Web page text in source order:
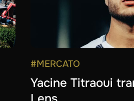
#MERCATO
Yacine Titraoui